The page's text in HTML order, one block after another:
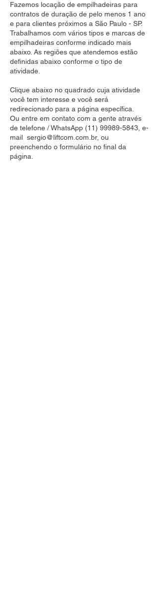
Fazemos locação de empilhadeiras para
contratos de duração de pelo menos 1 ano
e para clientes próximos a São Paulo - SP.
Trabalhamos com vários tipos e marcas de
empilhadeiras conforme indicado mais
abaixo. As regiões que atendemos estão
definidas abaixo conforme o tipo de
atividade.
Clique abaixo no quadrado cuja atividade
você tem interesse e você será
redirecionado para a página específica.
Ou entre em contato com a gente através
de telefone / WhatsApp (11) 99989-5843 , e-
mail sergio@liftcom.com.br, ou
preenchendo o formulário no final da
página.